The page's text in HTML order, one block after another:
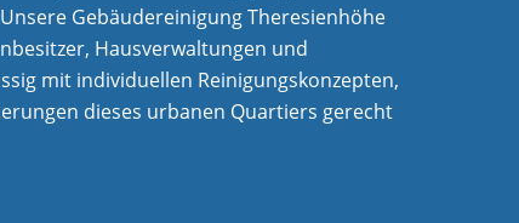
Gebäudereinigung Theresienhöhe
Hausverwaltungen und
mit individuellen Reinigungskonzepten,
dieses urbanen Quartiers gerecht